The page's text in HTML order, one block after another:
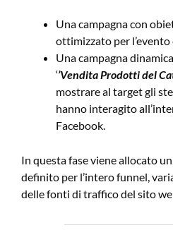
Una campagna con
ottimizzato per l’evento
Una campagna
‘’Vendita Prodotti del
mostrare al target gli
hanno interagito
Facebook.
In questa fase viene allocato
definito per l’intero funnel,
delle fonti di traffico del sito